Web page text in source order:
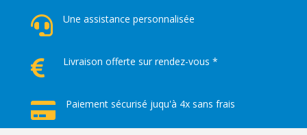
 Une assistance personnalisée
 Livraison offerte sur rendez-vous *
 Paiement sécurisé juqu'à 4x sans frais